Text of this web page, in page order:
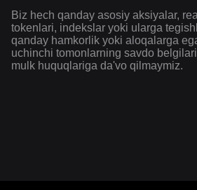
Biz hech qanday asosiy aksiyalar,
tokenlari, indekslar yoki ularga
qanday hamkorlik yoki aloqalarga
uchinchi tomonlarning savdo
mulk huquqlariga da'vo qilmaymiz.